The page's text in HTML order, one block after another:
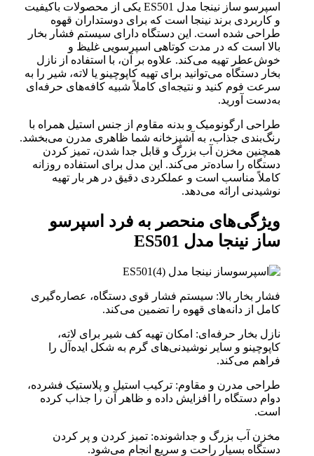
اسپرسو ساز نینجا مدل ES501 یکی از محصولات باکیفیت
و کاربردی برند نینجا است که برای دوستداران قهوه
طراحی شده است. این دستگاه دارای سیستم فشار بخار
بالا است که در مدت کوتاهی اسپرسویی غلیظ و
خوش‌عطر تهیه می‌کند. علاوه بر آن، با استفاده از نازل
بخار دستگاه می‌توانید برای تهیه کاپوچینو یا لاته، شیر را به
سرعت فوم کنید و نتیجه‌ای کاملاً شبیه کافه‌های حرفه‌ای
به‌دست آورید.
طراحی ارگونومیک و بدنه مقاوم از جنس استیل همراه با
رنگ‌بندی جذاب، به آشپزخانه شما ظاهری مدرن می‌بخشد.
همچنین مخزن آب بزرگ و قابل جدا شدن، تمیز کردن
دستگاه را ساده‌تر می‌کند. این مدل برای استفاده روزانه
کاملاً مناسب است و عملکردی دقیق در هر بار تهیه
نوشیدنی ارائه می‌دهد.
ویژگی‌های منحصر به فرد اسپرسو
ساز نینجا مدل ES501
فشار بخار بالا: سیستم فشار قوی دستگاه، عصاره‌گیری
کامل از دانه‌های قهوه را تضمین می‌کند.
نازل بخار حرفه‌ای: امکان تهیه کف شیر برای لاته،
کاپوچینو و سایر نوشیدنی‌های گرم به شکل ایده‌آل را
فراهم می‌کند.
طراحی مدرن و مقاوم: ترکیب استیل و پلاستیک فشرده،
دوام دستگاه را افزایش داده و ظاهر آن را جذاب کرده
است.
مخزن آب بزرگ و جداشونده: تمیز کردن و پر کردن
دستگاه بسیار راحت و سریع انجام می‌شود.